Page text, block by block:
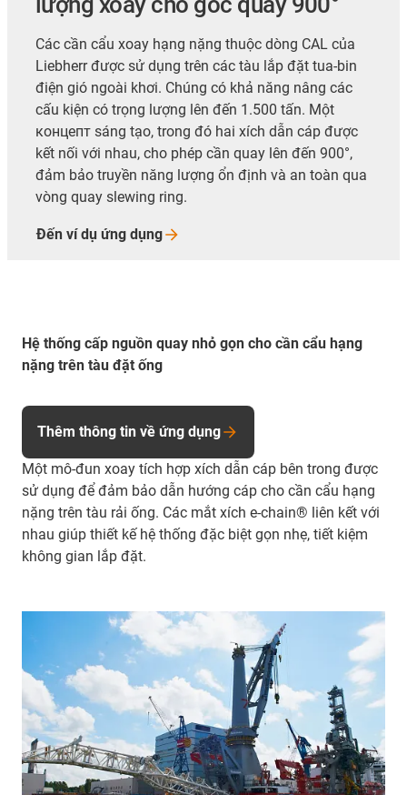
Các cần cẩu xoay hạng nặng thuộc dòng CAL của
Liebherr được sử dụng trên các tàu lắp đặt tua-bin
điện gió ngoài khơi. Chúng có khả năng nâng các
cấu kiện có trọng lượng lên đến 1.500 tấn. Một
концепт sáng tạo, trong đó hai xích dẫn cáp được
kết nối với nhau, cho phép cần quay lên đến 900°,
đảm bảo truyền năng lượng ổn định và an toàn qua
vòng quay slewing ring.
Đến ví dụ ứng dụng
Hệ thống cấp nguồn quay nhỏ gọn cho cần cẩu hạng
nặng trên tàu đặt ống
Một mô-đun xoay tích hợp xích dẫn cáp bên trong được
sử dụng để đảm bảo dẫn hướng cáp cho cần cẩu hạng
nặng trên tàu rải ống. Các mắt xích e-chain® liên kết với
nhau giúp thiết kế hệ thống đặc biệt gọn nhẹ, tiết kiệm
không gian lắp đặt.
Thêm thông tin về ứng dụng